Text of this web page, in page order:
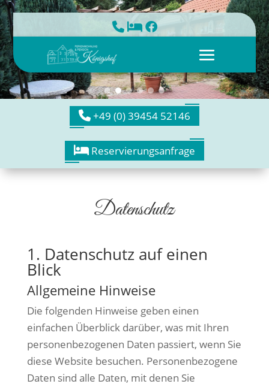
+49 (0) 39454 52146
Reservierungsanfrage
Datenschutz
1. Datenschutz auf einen
Blick
Allgemeine Hinweise
Die folgenden Hinweise geben einen
einfachen Überblick darüber, was mit Ihren
personenbezogenen Daten passiert, wenn Sie
diese Website besuchen. Personenbezogene
Daten sind alle Daten, mit denen Sie